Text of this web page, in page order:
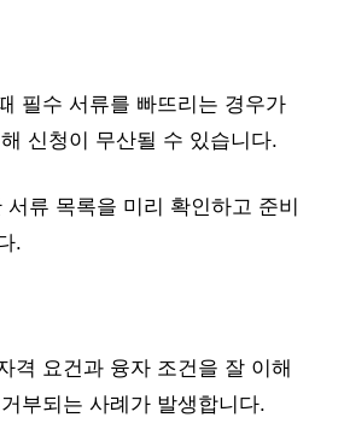
필수 서류를 빠뜨리는 경우가
신청이 무산될 수 있습니다.
서류 목록을 미리 확인하고 준비
.
격 요건과 융자 조건을 잘 이해
부되는 사례가 발생합니다.